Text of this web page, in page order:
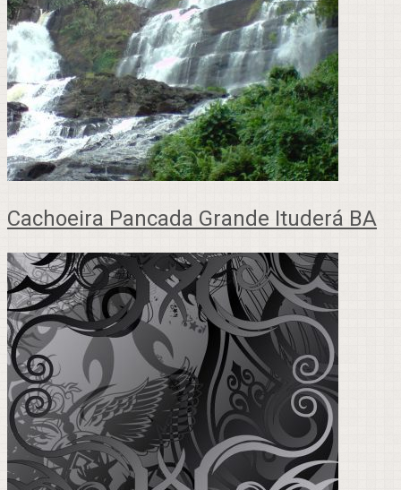
Cachoeira Pancada Grande Ituderá BA